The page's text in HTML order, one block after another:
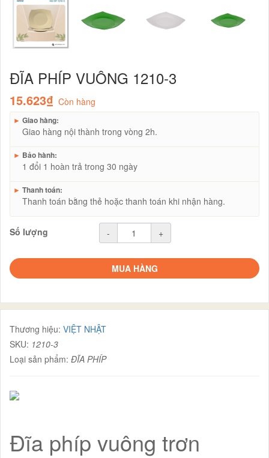
ĐĨA PHÍP VUÔNG 1210-3
15.623₫ Còn hàng
► Giao hàng:
Giao hàng nội thành trong vòng 2h.
► Bảo hành:
1 đổi 1 hoàn trả trong 30 ngày
► Thanh toán:
Thanh toán bằng thẻ hoặc thanh toán khi nhận hàng.
Số lượng - +
MUA HÀNG
Thương hiệu: VIỆT NHẬT
SKU: 1210-3
Loại sản phẩm: ĐĨA PHÍP
Đĩa phíp vuông trơn